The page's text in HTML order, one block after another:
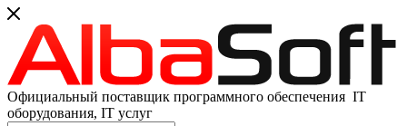
Официальный поставщик программного обеспечения IT
оборудования, IT услуг